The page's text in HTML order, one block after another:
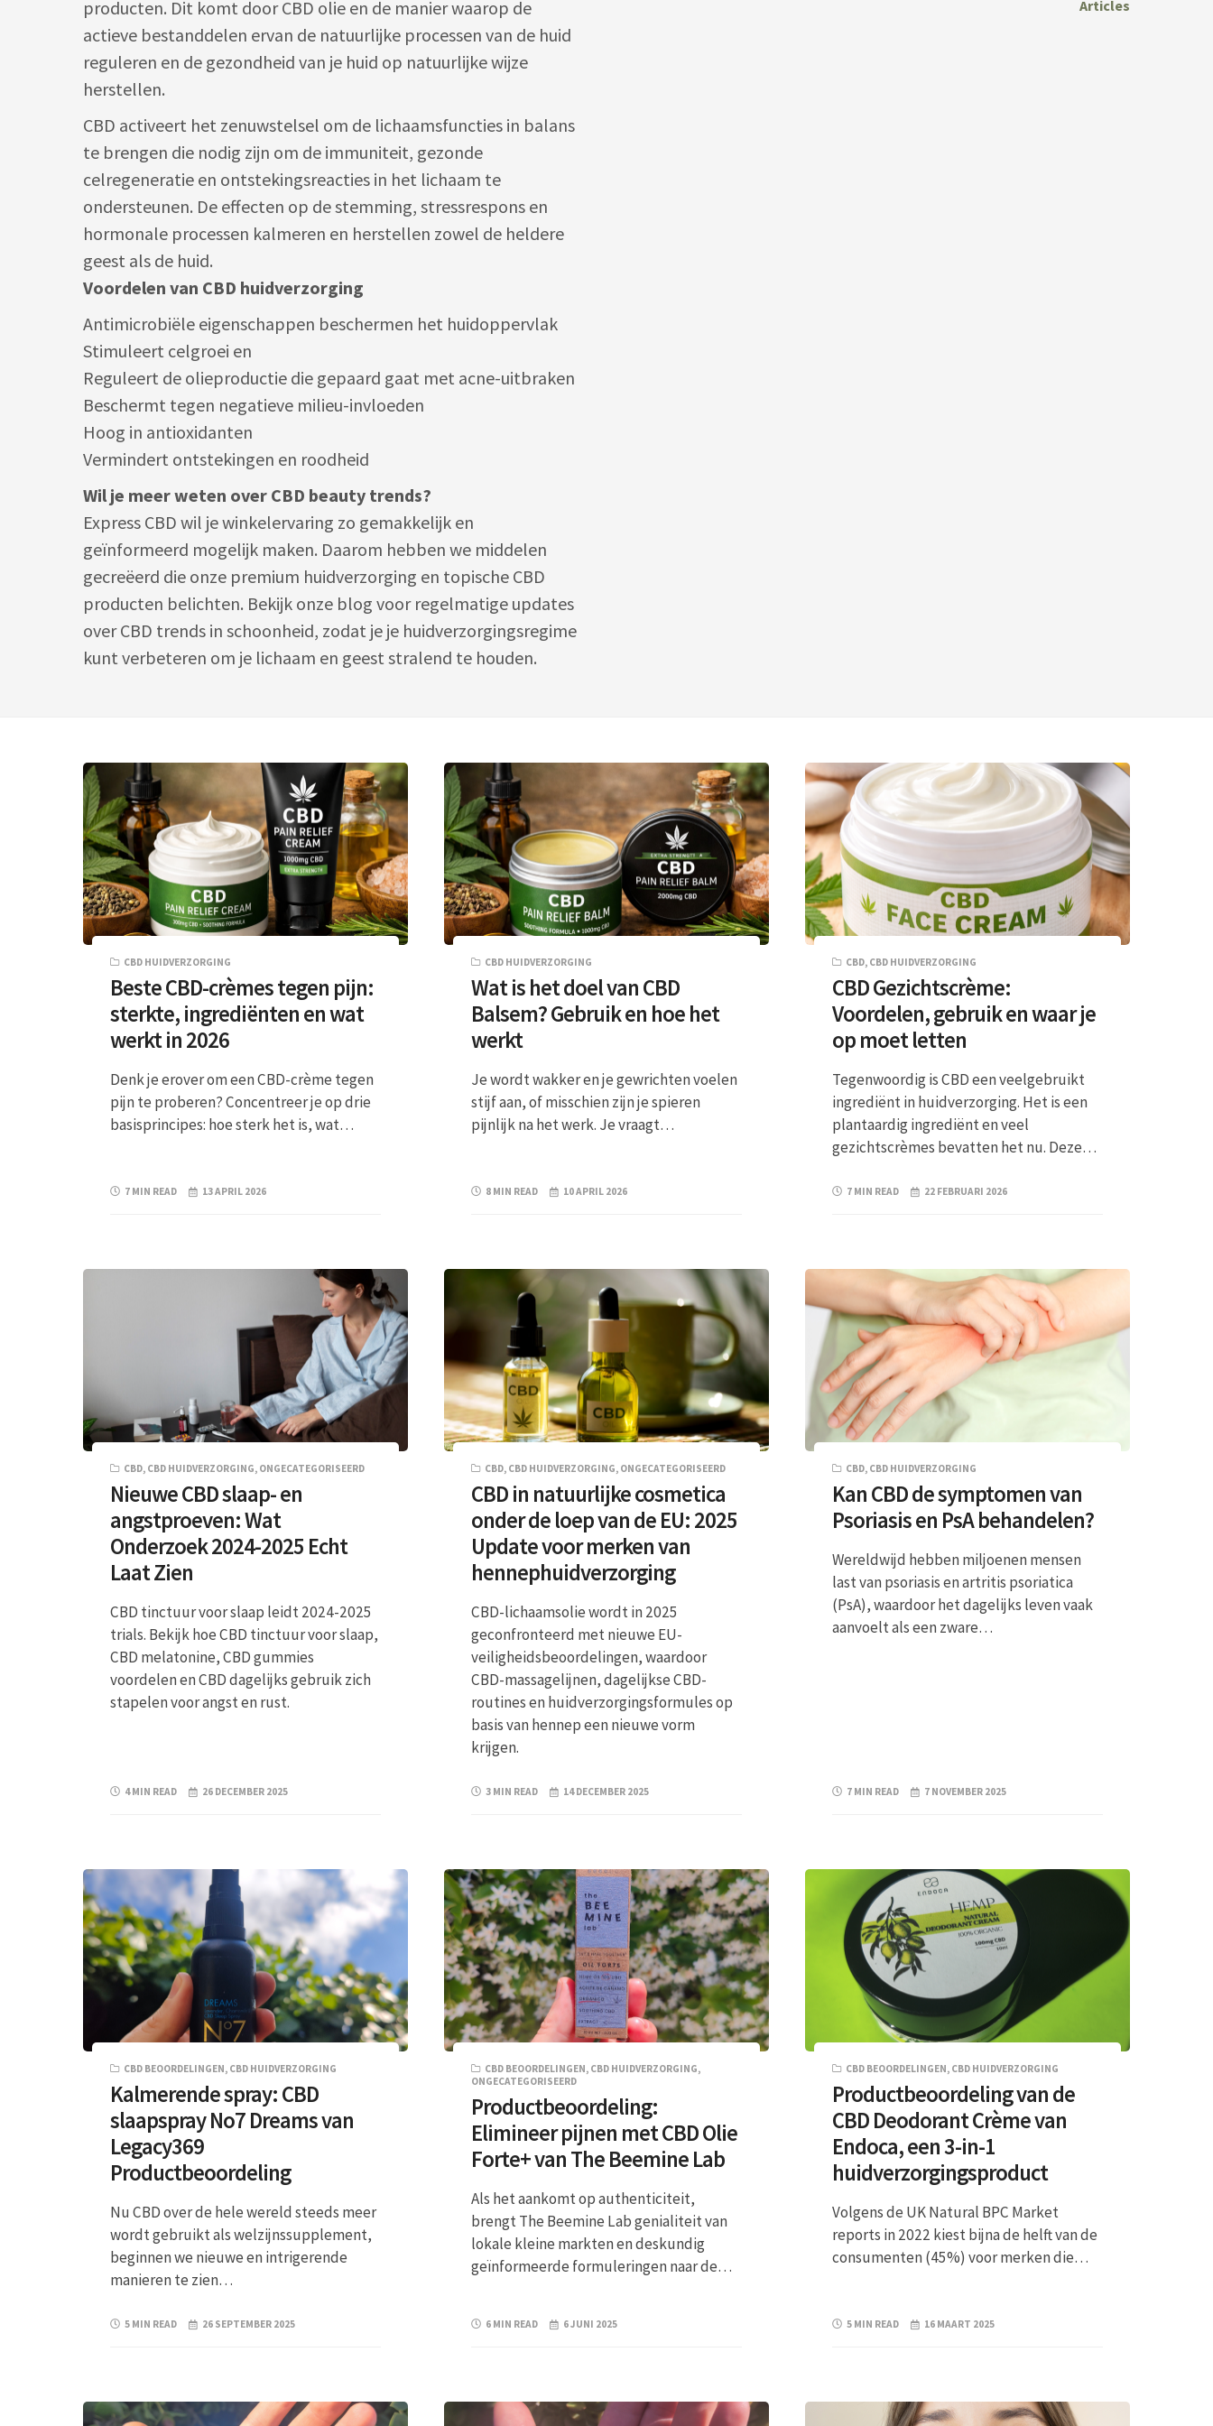
producten. Dit komt door CBD olie en de manier waarop de
actieve bestanddelen ervan de natuurlijke processen van de huid
reguleren en de gezondheid van je huid op natuurlijke wijze
herstellen.
CBD activeert het zenuwstelsel om de lichaamsfuncties in balans
te brengen die nodig zijn om de immuniteit, gezonde
celregeneratie en ontstekingsreacties in het lichaam te
ondersteunen. De effecten op de stemming, stressrespons en
hormonale processen kalmeren en herstellen zowel de heldere
geest als de huid.
Voordelen van CBD huidverzorging
Antimicrobiële eigenschappen beschermen het huidoppervlak
Stimuleert celgroei en
Reguleert de olieproductie die gepaard gaat met acne-uitbraken
Beschermt tegen negatieve milieu-invloeden
Hoog in antioxidanten
Vermindert ontstekingen en roodheid
Wil je meer weten over CBD beauty trends?
Express CBD wil je winkelervaring zo gemakkelijk en
geïnformeerd mogelijk maken. Daarom hebben we middelen
gecreëerd die onze premium huidverzorging en topische CBD
producten belichten. Bekijk onze blog voor regelmatige updates
over CBD trends in schoonheid, zodat je je huidverzorgingsregime
kunt verbeteren om je lichaam en geest stralend te houden.
Articles
CBD HUIDVERZORGING
Beste CBD-crèmes tegen pijn:
sterkte, ingrediënten en wat
werkt in 2026
Denk je erover om een CBD-crème tegen
pijn te proberen? Concentreer je op drie
basisprincipes: hoe sterk het is, wat…
7 MIN READ 13 APRIL 2026
CBD HUIDVERZORGING
Wat is het doel van CBD
Balsem? Gebruik en hoe het
werkt
Je wordt wakker en je gewrichten voelen
stijf aan, of misschien zijn je spieren
pijnlijk na het werk. Je vraagt…
8 MIN READ 10 APRIL 2026
CBD, CBD HUIDVERZORGING
CBD Gezichtscrème:
Voordelen, gebruik en waar je
op moet letten
Tegenwoordig is CBD een veelgebruikt
ingrediënt in huidverzorging. Het is een
plantaardig ingrediënt en veel
gezichtscrèmes bevatten het nu. Deze…
7 MIN READ 22 FEBRUARI 2026
CBD, CBD HUIDVERZORGING, ONGECATEGORISEERD
Nieuwe CBD slaap- en
angstproeven: Wat
Onderzoek 2024-2025 Echt
Laat Zien
CBD tinctuur voor slaap leidt 2024-2025
trials. Bekijk hoe CBD tinctuur voor slaap,
CBD melatonine, CBD gummies
voordelen en CBD dagelijks gebruik zich
stapelen voor angst en rust.
4 MIN READ 26 DECEMBER 2025
CBD, CBD HUIDVERZORGING, ONGECATEGORISEERD
CBD in natuurlijke cosmetica
onder de loep van de EU: 2025
Update voor merken van
hennephuidverzorging
CBD-lichaamsolie wordt in 2025
geconfronteerd met nieuwe EU-
veiligheidsbeoordelingen, waardoor
CBD-massagelijnen, dagelijkse CBD-
routines en huidverzorgingsformules op
basis van hennep een nieuwe vorm
krijgen.
3 MIN READ 14 DECEMBER 2025
CBD, CBD HUIDVERZORGING
Kan CBD de symptomen van
Psoriasis en PsA behandelen?
Wereldwijd hebben miljoenen mensen
last van psoriasis en artritis psoriatica
(PsA), waardoor het dagelijks leven vaak
aanvoelt als een zware…
7 MIN READ 7 NOVEMBER 2025
CBD BEOORDELINGEN, CBD HUIDVERZORGING
Kalmerende spray: CBD
slaapspray No7 Dreams van
Legacy369
Productbeoordeling
Nu CBD over de hele wereld steeds meer
wordt gebruikt als welzijnssupplement,
beginnen we nieuwe en intrigerende
manieren te zien…
5 MIN READ 26 SEPTEMBER 2025
CBD BEOORDELINGEN, CBD HUIDVERZORGING,
ONGECATEGORISEERD
Productbeoordeling:
Elimineer pijnen met CBD Olie
Forte+ van The Beemine Lab
Als het aankomt op authenticiteit,
brengt The Beemine Lab genialiteit van
lokale kleine markten en deskundig
geïnformeerde formuleringen naar de…
6 MIN READ 6 JUNI 2025
CBD BEOORDELINGEN, CBD HUIDVERZORGING
Productbeoordeling van de
CBD Deodorant Crème van
Endoca, een 3-in-1
huidverzorgingsproduct
Volgens de UK Natural BPC Market
reports in 2022 kiest bijna de helft van de
consumenten (45%) voor merken die…
5 MIN READ 16 MAART 2025